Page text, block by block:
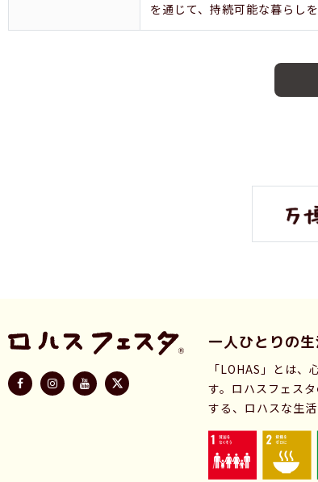
を通じて、持続可能な暮らし
一人ひとりの
「LOHAS」とは
す。ロハスフェス
する、ロハスな生